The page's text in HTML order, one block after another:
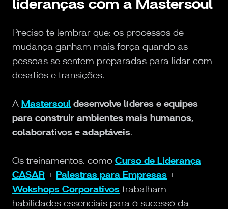
lideranças com a Mastersoul
Preciso te lembrar que: os processos de
mudança ganham mais força quando as
pessoas se sentem preparadas para lidar com
desafios e transições.
A Mastersoul desenvolve líderes e equipes
para construir ambientes mais humanos,
colaborativos e adaptáveis.
Os treinamentos, como Curso de Liderança
CASAR + Palestras para Empresas +
Wokshops Corporativos trabalham
habilidades essenciais para o sucesso da